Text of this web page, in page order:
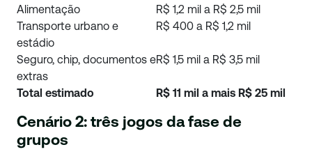
Alimentação
R$ 1,2 mil a R$ 2,5 mil
Transporte urbano e
estádio
R$ 400 a R$ 1,2 mil
Seguro, chip, documentos e
extras
R$ 1,5 mil a R$ 3,5 mil
Total estimado R$ 11 mil a mais R$ 25 mil
Cenário 2: três jogos da fase de
grupos